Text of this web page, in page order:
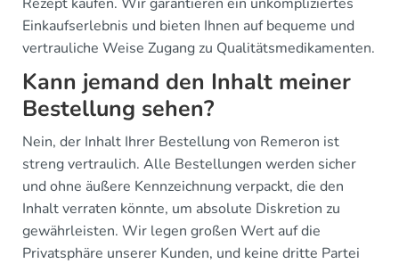
Einkaufserlebnis und bieten Ihnen auf bequeme und
vertrauliche Weise Zugang zu Qualitätsmedikamenten.
Kann jemand den Inhalt meiner
Bestellung sehen?
Nein, der Inhalt Ihrer Bestellung von Remeron ist
streng vertraulich. Alle Bestellungen werden sicher
und ohne äußere Kennzeichnung verpackt, die den
Inhalt verraten könnte, um absolute Diskretion zu
gewährleisten. Wir legen großen Wert auf die
Privatsphäre unserer Kunden, und keine dritte Partei